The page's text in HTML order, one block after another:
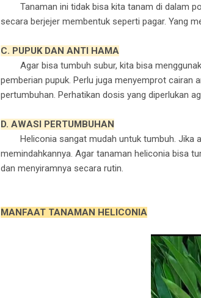
Tanaman ini tidak bisa kita tanam di dalam
secara berjejer membentuk seperti pagar. Yang
C. PUPUK DAN ANTI HAMA
Agar bisa tumbuh subur, kita bisa
pemberian pupuk. Perlu juga menyemprot cairan
pertumbuhan. Perhatikan dosis yang diperlukan
D. AWASI PERTUMBUHAN
Heliconia sangat mudah untuk tumbuh. Jika
memindahkannya. Agar tanaman heliconia bisa
dan menyiramnya secara rutin.
MANFAAT TANAMAN HELICONIA